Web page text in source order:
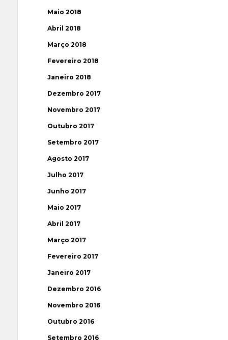
Maio 2018
Abril 2018
Março 2018
Fevereiro 2018
Janeiro 2018
Dezembro 2017
Novembro 2017
Outubro 2017
Setembro 2017
Agosto 2017
Julho 2017
Junho 2017
Maio 2017
Abril 2017
Março 2017
Fevereiro 2017
Janeiro 2017
Dezembro 2016
Novembro 2016
Outubro 2016
Setembro 2016